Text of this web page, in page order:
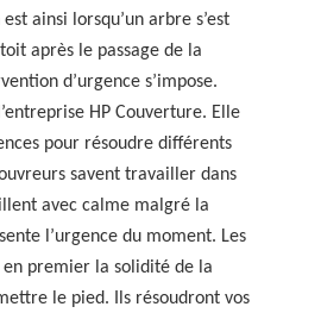
ainsi lorsqu’un arbre s’est
après le passage de la
d’urgence s’impose.
HP Couverture. Elle
pour résoudre différents
savent travailler dans
avec calme malgré la
l’urgence du moment. Les
premier la solidité de la
le pied. Ils résoudront vos